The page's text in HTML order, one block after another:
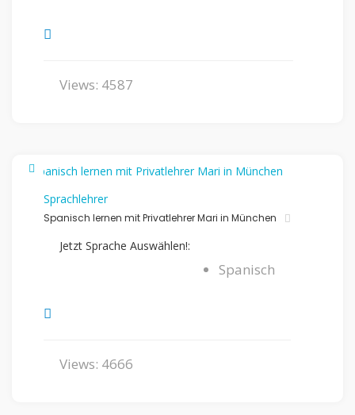
Views: 4587
Sprachlehrer
Spanisch lernen mit Privatlehrer Mari in München
Jetzt Sprache Auswählen!:
Spanisch
Views: 4666